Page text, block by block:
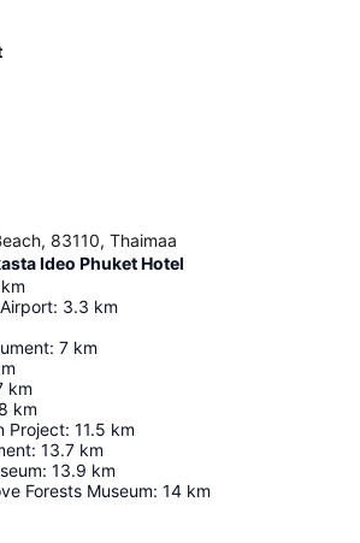
83110, Thaimaa
Ideo Phuket Hotel
km
: 3.3 km
: 7 km
km
km
Project: 11.5 km
: 13.7 km
: 13.9 km
Forests Museum: 14 km